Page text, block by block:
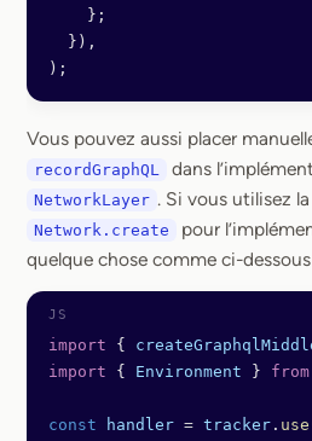
    };
  }),
);
Vous pouvez aussi placer
recordGraphQL dans
NetworkLayer . Si vous utilisez
Network.create
pour
quelque chose comme ci-
import {
import { Environment } from
const handler = tracker . use